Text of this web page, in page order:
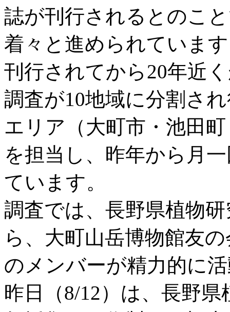
誌が刊行されるとのこ
着々と進められていま
刊行されてから20年近
調査が10地域に分割さ
エリア（大町市・池田
を担当し、昨年から月
ています。
調査では、長野県植物
ら、大町山岳博物館友
のメンバーが精力的に
昨日（8/12）は、長野